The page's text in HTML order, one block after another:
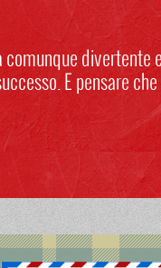
divertente
E pensare